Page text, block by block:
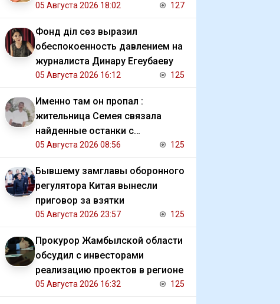
05 Августа 2026 18:02 127
Фонд Әділ сөз выразил
обеспокоенность давлением на
журналиста Динару Егеубаеву
05 Августа 2026 16:12 125
Именно там он пропал :
жительница Семея связала
найденные останки с
исчезновением отца
05 Августа 2026 08:56 125
Бывшему замглавы оборонного
регулятора Китая вынесли
приговор за взятки
05 Августа 2026 23:57 125
Прокурор Жамбылской области
обсудил с инвесторами
реализацию проектов в регионе
05 Августа 2026 16:32 125